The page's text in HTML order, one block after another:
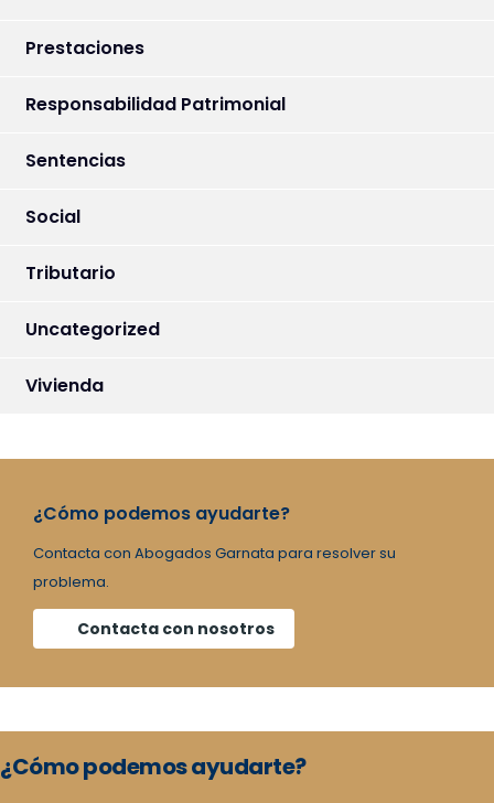
Prestaciones
Responsabilidad Patrimonial
Sentencias
Social
Tributario
Uncategorized
Vivienda
¿Cómo podemos ayudarte?
Contacta con Abogados Garnata para resolver su
problema.
Contacta con nosotros
¿Cómo podemos ayudarte?